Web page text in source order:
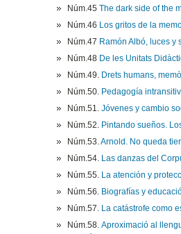
Núm.45The dark side of the
Núm.46 Los gritos de la
Núm.47 Ramón Albó, luces
Núm.48 De les Unitats
Núm.49. Drets humans,
Núm.50. Pedagogía
Núm.51.Jóvenes y cambio
Núm.52. Pintando sueños.
Núm.53.Arnold. No queda
Núm.54. Las danzas del
Núm.55. La atención y
Núm.56. Biografías y
Núm.57. La catástrofe como
Núm.58.Aproximació al